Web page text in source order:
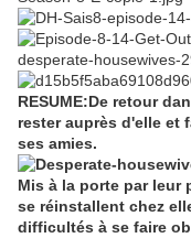
RESUME:De retour
rester auprès d'elle et
ses amies.
Mis à la porte par leur
se réinstallent chez
difficultés à se faire